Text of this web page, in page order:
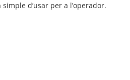
d’usar per a l’operador.